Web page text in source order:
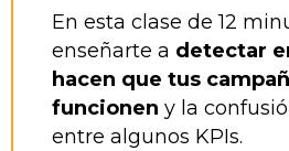
En esta clase de 12
enseñarte a detectar
hacen que tus
funcionen y la
entre algunos KPIs.